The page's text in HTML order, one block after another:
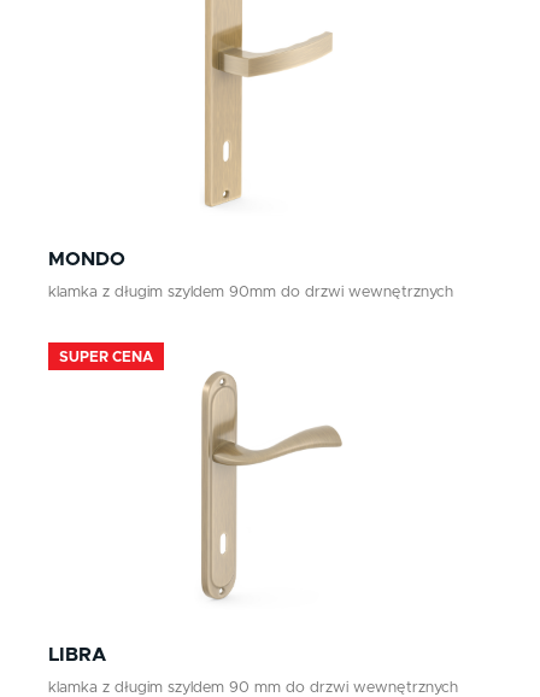
MONDO
klamka z długim szyldem 90mm do drzwi wewnętrznych
SUPER CENA
LIBRA
klamka z długim szyldem 90 mm do drzwi wewnętrznych